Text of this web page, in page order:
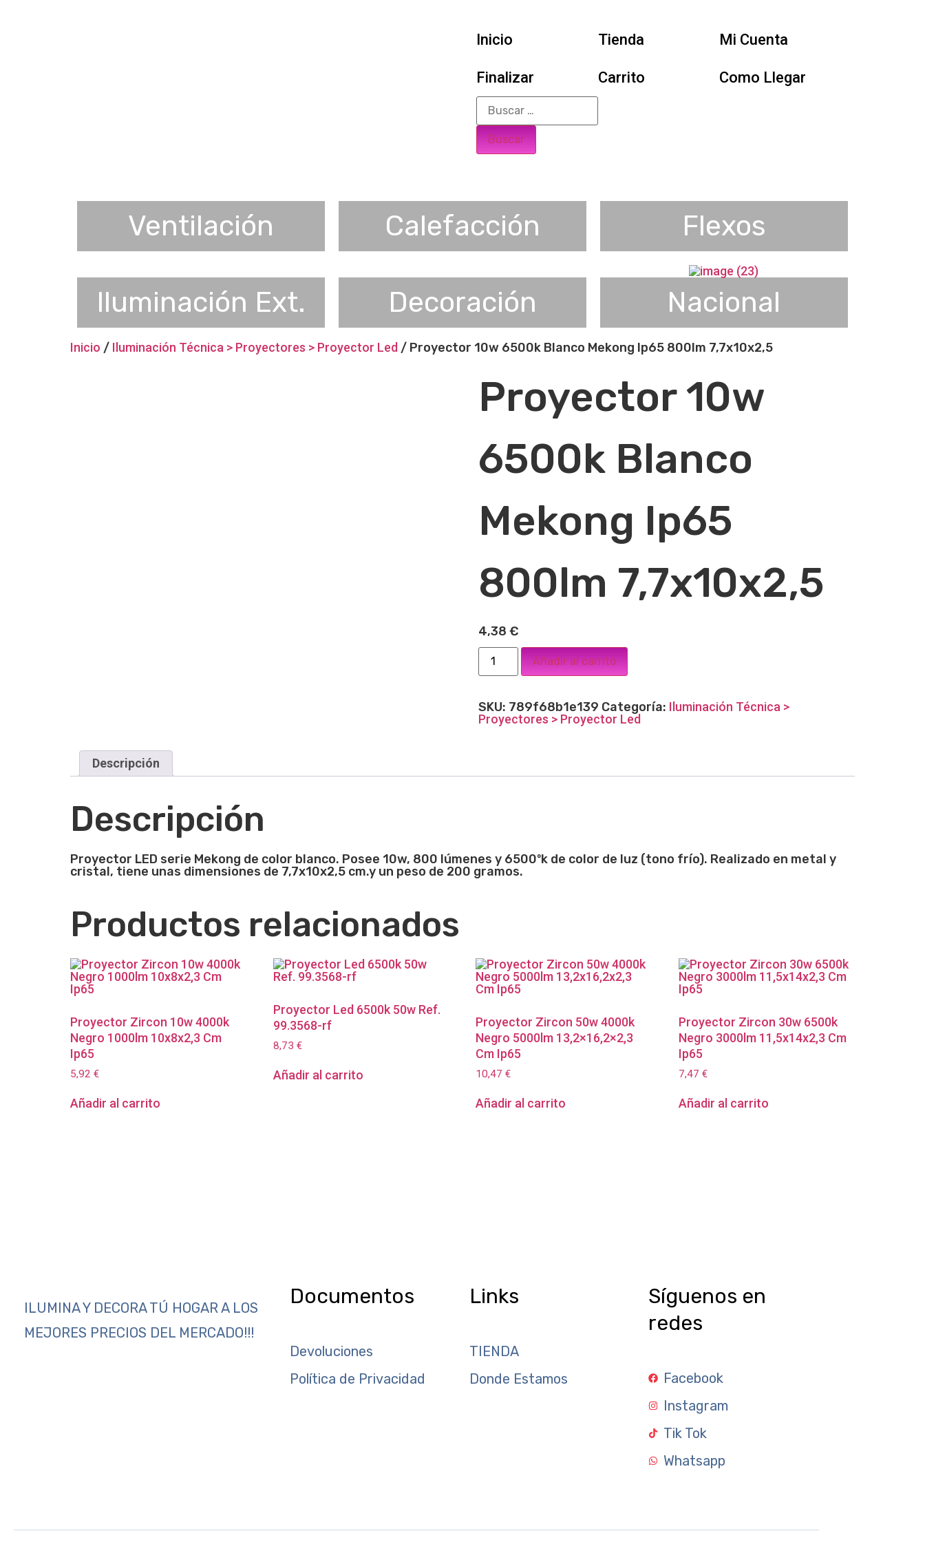
Inicio Tienda Mi Cuenta
Finalizar Carrito Como Llegar
Ventilación Calefacción Flexos
Iluminación Ext. Decoración Nacional
Inicio / Iluminación Técnica > Proyectores > Proyector Led / Proyector 10w 6500k Blanco Mekong Ip65 800lm 7,7x10x2,5
Proyector 10w
6500k Blanco
Mekong Ip65
800lm 7,7x10x2,5
4,38 €
Añadir al carrito
SKU: 789f68b1e139 Categoría: Iluminación Técnica >
Proyectores > Proyector Led
Descripción
Descripción
Proyector LED serie Mekong de color blanco. Posee 10w, 800 lúmenes y 6500ºk de color de luz (tono frío). Realizado en metal y
cristal, tiene unas dimensiones de 7,7x10x2,5 cm.y un peso de 200 gramos.
Productos relacionados
Proyector Zircon 10w 4000k
Negro 1000lm 10x8x2,3 Cm
Ip65
5,92 €
Añadir al carrito
Proyector Led 6500k 50w Ref.
99.3568-rf
8,73 €
Añadir al carrito
Proyector Zircon 50w 4000k
Negro 5000lm 13,2×16,2×2,3
Cm Ip65
10,47€
Añadir al carrito
Proyector Zircon 30w 6500k
Negro 3000lm 11,5x14x2,3 Cm
Ip65
7,47€
Añadir al carrito
ILUMINA Y DECORA TÚ HOGAR A LOS
MEJORES PRECIOS DEL MERCADO!!!
Documentos
Devoluciones
Política de Privacidad
Links
TIENDA
Donde Estamos
Síguenos en
redes
Facebook
Instagram
Tik Tok
Whatsapp